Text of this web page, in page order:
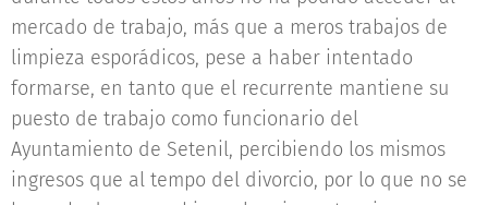
mercado de trabajo, más que a meros trabajos de
limpieza esporádicos, pese a haber intentado
formarse, en tanto que el recurrente mantiene su
puesto de trabajo como funcionario del
Ayuntamiento de Setenil, percibiendo los mismos
ingresos que al tempo del divorcio, por lo que no se